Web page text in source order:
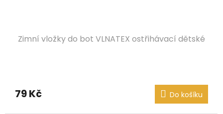
Zimní vložky do bot VLNATEX ostřihávací dětské
79 Kč Do košíku